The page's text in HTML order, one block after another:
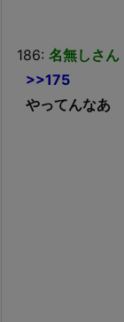
186: 名無しさん
>>175
やってんなあ